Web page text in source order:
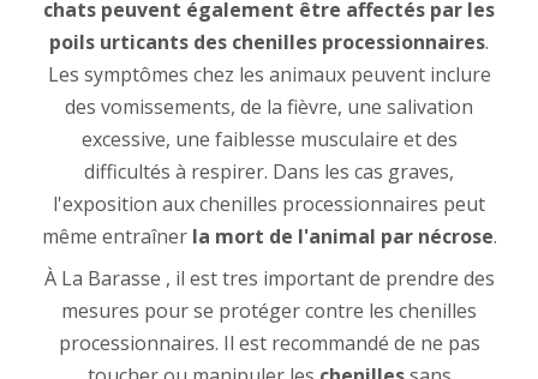
chats peuvent également être affectés par les
poils urticants des chenilles processionnaires.
Les symptômes chez les animaux peuvent inclure
des vomissements, de la fièvre, une salivation
excessive, une faiblesse musculaire et des
difficultés à respirer. Dans les cas graves,
l'exposition aux chenilles processionnaires peut
même entraîner la mort de l'animal par nécrose.
À La Barasse , il est tres important de prendre des
mesures pour se protéger contre les chenilles
processionnaires. Il est recommandé de ne pas